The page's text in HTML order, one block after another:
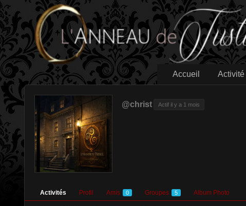
Accueil Activité
@christ Actif il y a 1 mois
Activités Profil Amis 0 Groupes 5 Album Photo